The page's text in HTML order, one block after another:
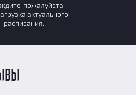
пожалуйста.
актуального
расписания.